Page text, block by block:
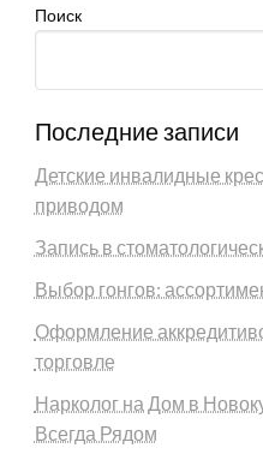
Поиск
Последние записи
Детские инвалидные
приводом
Запись в
Выбор гонгов:
Оформление
торговле
Нарколог на Дом в
Всегда Рядом